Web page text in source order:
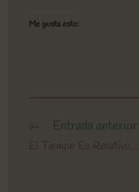
Me gusta esto:
Leer
artículos
Entrada anterior
El Tiempo Es Relativo…